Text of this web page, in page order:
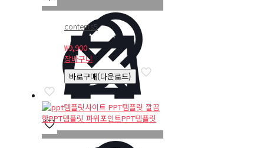
contents5
₩9,900
장바구니
바로구매(다운로드)